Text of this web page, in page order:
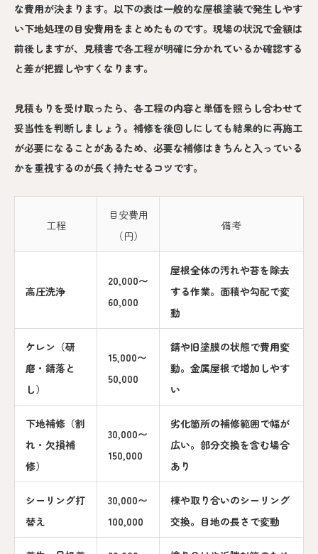
な費用が決まります。以下の表は一般的な屋根塗装で発生しやす
い下地処理の目安費用をまとめたものです。現場の状況で金額は
前後しますが、見積書で各工程が明確に分かれているか確認する
と差が把握しやすくなります。
見積もりを受け取ったら、各工程の内容と単価を照らし合わせて
妥当性を判断しましょう。補修を後回しにしても結果的に再施工
が必要になることがあるため、必要な補修はきちんと入っている
かを重視するのが長く持たせるコツです。
工程
目安費用
（円）
備考
高圧洗浄
20,000〜
60,000
屋根全体の汚れや苔を除去
する作業。面積や勾配で変
動
ケレン（研
磨・錆落と
し）
15,000〜
50,000
錆や旧塗膜の状態で費用変
動。金属屋根で増加しやす
い
下地補修（割
れ・欠損補
修）
30,000〜
150,000
劣化箇所の補修範囲で幅が
広い。部分交換を含む場合
あり
シーリング打
替え
30,000〜
100,000
棟や取り合いのシーリング
交換。目地の長さで変動